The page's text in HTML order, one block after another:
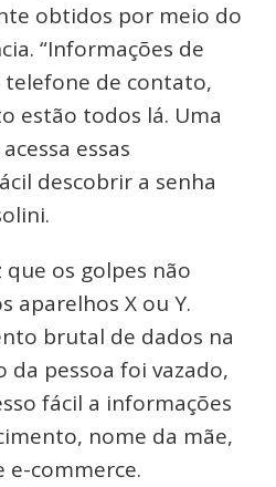
obtidos por meio do
“Informações de
telefone de contato,
estão todos lá. Uma
essas
descobrir a senha
que os golpes não
aparelhos X ou Y.
brutal de dados na
da pessoa foi vazado,
fácil a informações
nome da mãe,
e-commerce.